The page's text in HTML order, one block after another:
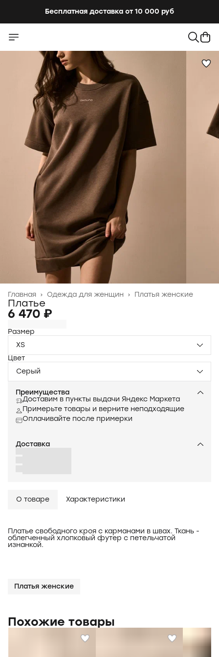
Бесплатная доставка от 10 000 руб
Платья женские
Одежда для женщин ›
Главная ›
Платье
6 470 ₽
Размер
XS
Цвет
Серый
Преимущества
Доставим в пункты выдачи Яндекс Маркета
Примерьте товары и верните неподходящие
Оплачивайте после примерки
Доставка
О товаре Характеристики
Платье свободного кроя с карманами в швах. Ткань -
облегченный хлопковый футер с петельчатой
изнанкой.
Платья женские
Похожие товары